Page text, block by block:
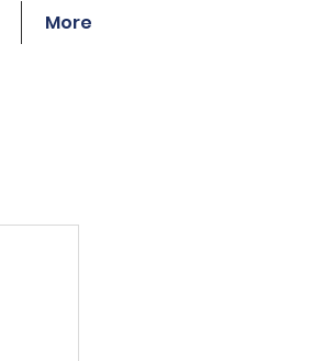
More